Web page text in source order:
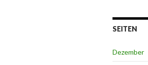
SEITEN
Dezember